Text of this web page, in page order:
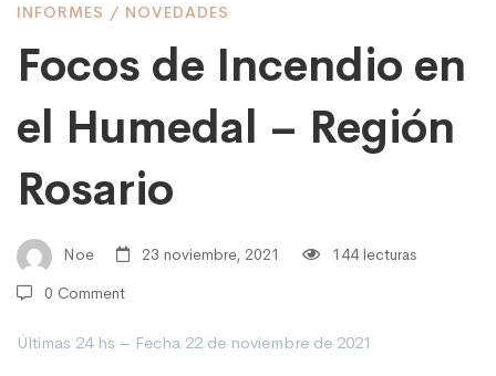
Focos
de
Incendio
en
el
INFORMES / NOVEDADES
Focos de Incendio en
el Humedal – Región
Rosario
Noe 23 noviembre, 2021
144 lecturas
0 Comment
Últimas 24 hs – Fecha 22 de noviembre de 2021